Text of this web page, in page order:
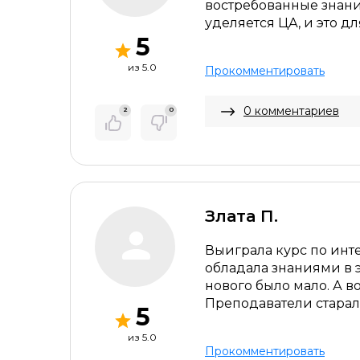
5
из 5.0
2 0
востребованные
уделяется ЦА, и это
Прокомментировать
0 комментариев
5
из 5.0
Злата П.
Выиграла курс по
обладала знаниями в
нового было мало. А
Преподаватели
Прокомментировать